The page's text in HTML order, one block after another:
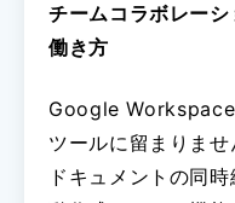
チームコラボレー
働き方
Google Workspace
ツールに留まりませ
ドキュメントの同